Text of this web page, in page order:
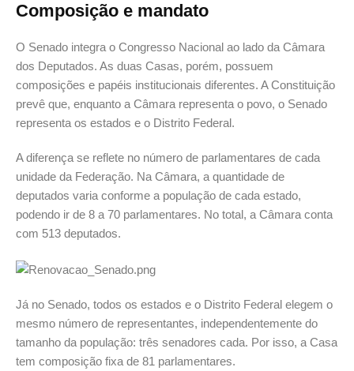
Composição e mandato
O Senado integra o Congresso Nacional ao lado da Câmara
dos Deputados. As duas Casas, porém, possuem
composições e papéis institucionais diferentes. A Constituição
prevê que, enquanto a Câmara representa o povo, o Senado
representa os estados e o Distrito Federal.
A diferença se reflete no número de parlamentares de cada
unidade da Federação. Na Câmara, a quantidade de
deputados varia conforme a população de cada estado,
podendo ir de 8 a 70 parlamentares. No total, a Câmara conta
com 513 deputados.
Já no Senado, todos os estados e o Distrito Federal elegem o
mesmo número de representantes, independentemente do
tamanho da população: três senadores cada. Por isso, a Casa
tem composição fixa de 81 parlamentares.